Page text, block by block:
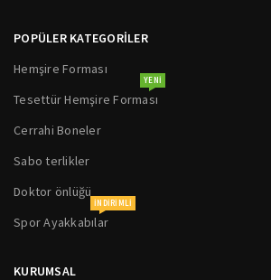
POPÜLER KATEGORİLER
Hemşire Forması
Tesettür Hemşire Forması
YENI
Cerrahi Boneler
Sabo terlikler
Doktor önlüğü
Spor Ayakkabılar
INDIRIMLI
KURUMSAL